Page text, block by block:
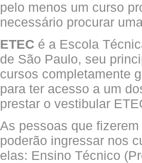
pelo menos um curso
necessário procurar
ETEC é a Escola
de São Paulo, seu
cursos completamente
para ter acesso a um
prestar o vestibular
As pessoas que
poderão ingressar nos
elas: Ensino Técnico